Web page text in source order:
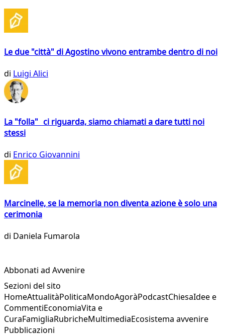
Le due "città" di Agostino vivono entrambe dentro di noi
di Luigi Alici
La "folla" ci riguarda, siamo chiamati a dare tutti noi
stessi
di Enrico Giovannini
Marcinelle, se la memoria non diventa azione è solo una
cerimonia
di Daniela Fumarola
Abbonati ad Avvenire
Sezioni del sito
HomeAttualitàPoliticaMondoAgoràPodcastChiesaIdee e
CommentiEconomiaVita e
CuraFamigliaRubricheMultimediaEcosistema avvenire
Pubblicazioni